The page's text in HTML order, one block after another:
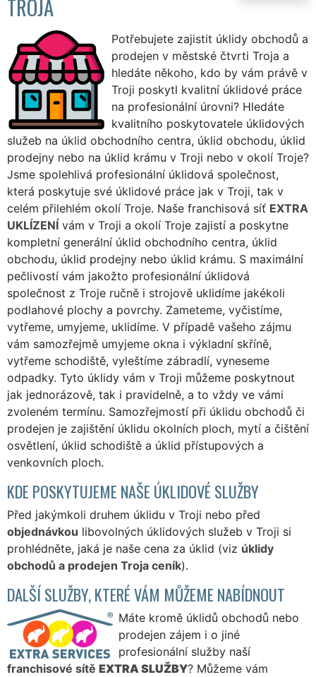
TROJA
Potřebujete zajistit úklidy obchodů a
prodejen v městské čtvrti Troja a
hledáte někoho, kdo by vám právě v
Troji poskytl kvalitní úklidové práce
na profesionální úrovni? Hledáte
kvalitního poskytovatele úklidových
služeb na úklid obchodního centra, úklid obchodu, úklid
prodejny nebo na úklid krámu v Troji nebo v okolí Troje?
Jsme spolehlivá profesionální úklidová společnost,
která poskytuje své úklidové práce jak v Troji, tak v
celém přilehlém okolí Troje. Naše franchisová síť EXTRA
UKLÍZENÍ vám v Troji a okolí Troje zajistí a poskytne
kompletní generální úklid obchodního centra, úklid
obchodu, úklid prodejny nebo úklid krámu. S maximální
pečlivostí vám jakožto profesionální úklidová
společnost z Troje ručně i strojově uklidíme jakékoli
podlahové plochy a povrchy. Zameteme, vyčistíme,
vytřeme, umyjeme, uklidíme. V případě vašeho zájmu
vám samozřejmě umyjeme okna i výkladní skříně,
vytřeme schodiště, vyleštíme zábradlí, vyneseme
odpadky. Tyto úklidy vám v Troji můžeme poskytnout
jak jednorázově, tak i pravidelně, a to vždy ve vámi
zvoleném termínu. Samozřejmostí při úklidu obchodů či
prodejen je zajištění úklidu okolních ploch, mytí a čištění
osvětlení, úklid schodiště a úklid přístupových a
venkovních ploch.
KDE POSKYTUJEME NAŠE ÚKLIDOVÉ SLUŽBY
Před jakýmkoli druhem úklidu v Troji nebo před
objednávkou libovolných úklidových služeb v Troji si
prohlédněte, jaká je naše cena za úklid (viz úklidy
obchodů a prodejen Troja ceník).
DALŠÍ SLUŽBY, KTERÉ VÁM MŮŽEME NABÍDNOUT
Máte kromě úklidů obchodů nebo
prodejen zájem i o jiné
profesionální služby naší
franchisové sítě EXTRA SLUŽBY? Můžeme vám